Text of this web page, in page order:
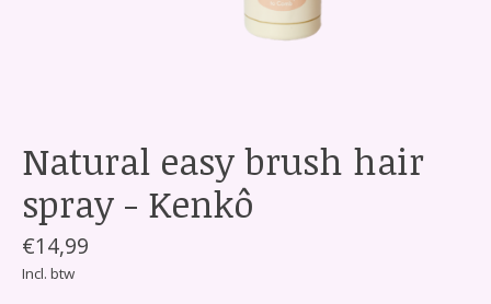
Natural easy brush hair
spray - Kenkô
€14,99
Incl. btw